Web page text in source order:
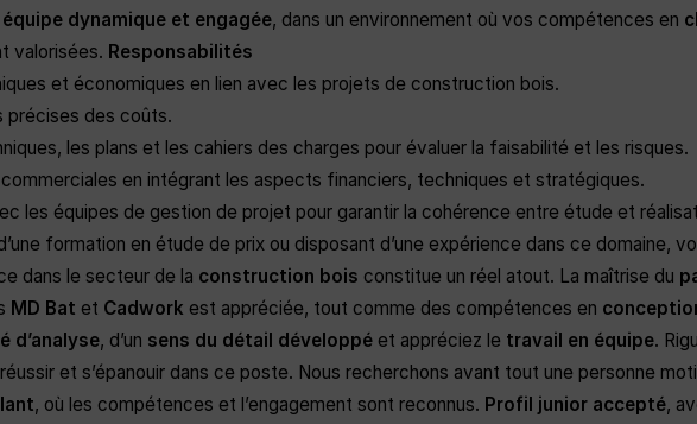
équipe dynamique et engagée, dans un environnement où vos compétences en
valorisées. Responsabilités
et économiques en lien avec les projets de construction bois.
précises des coûts.
les plans et les cahiers des charges pour évaluer la faisabilité et les risques.
en intégrant les aspects financiers, techniques et stratégiques.
les équipes de gestion de projet pour garantir la cohérence entre étude et
formation en étude de prix ou disposant d’une expérience dans ce domaine,
dans le secteur de la construction bois constitue un réel atout. La maîtrise du
MD Bat et Cadwork est appréciée, tout comme des compétences en
d’analyse, d’un sens du détail développé et appréciez le travail en équipe.
et s’épanouir dans ce poste. Nous recherchons avant tout une personne
, où les compétences et l’engagement sont reconnus. Profil junior accepté,